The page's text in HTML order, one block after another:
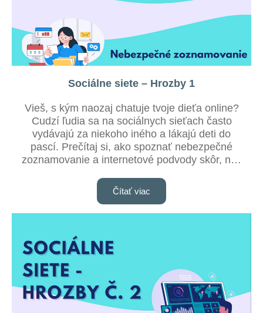
Sociálne siete – Hrozby 1
Vieš, s kým naozaj chatuje tvoje dieťa online?
Cudzí ľudia sa na sociálnych sieťach často
vydávajú za niekoho iného a lákajú deti do
pascí. Prečítaj si, ako spoznať nebezpečné
zoznamovanie a internetové podvody skôr, než
Čítať viac